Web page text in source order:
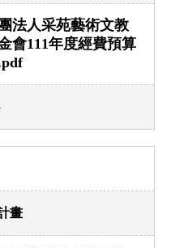
法人采苑藝術文教
會111年度經費預算
畫